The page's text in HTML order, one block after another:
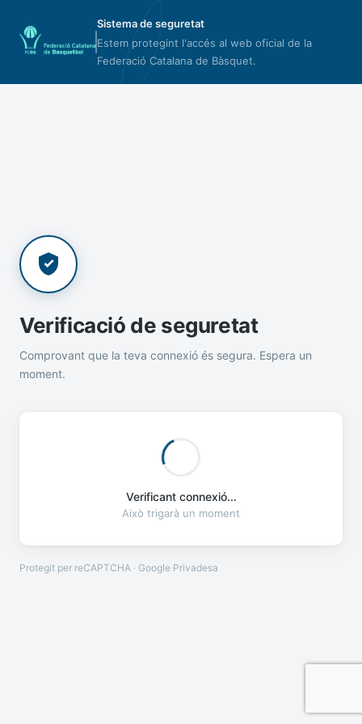
Sistema de seguretat
Estem protegint l'accés al web oficial de la
Federació Catalana de Bàsquet.
Verificació de seguretat
Comprovant que la teva connexió és segura. Espera un
moment.
Verificant connexió...
Això trigarà un moment
Protegit per reCAPTCHA · Google Privadesa